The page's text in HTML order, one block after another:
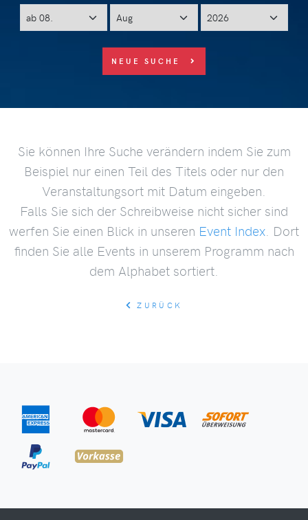
NEUE SUCHE
Sie können Ihre Suche verändern indem Sie zum
Beispiel nur einen Teil des Titels oder nur den
Veranstaltungsort mit Datum eingeben.
Falls Sie sich der Schreibweise nicht sicher sind
werfen Sie einen Blick in unseren Event Index . Dort
finden Sie alle Events in unserem Programm nach
dem Alphabet sortiert.
ZURÜCK